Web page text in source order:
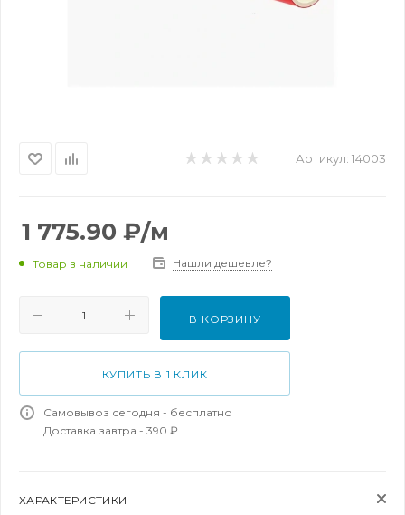
Артикул: 14003
1 775.90 ₽/м
Товар в наличии Нашли дешевле?
В КОРЗИНУ
КУПИТЬ В 1 КЛИК
Самовывоз сегодня - бесплатно
Доставка завтра - 390 ₽
ХАРАКТЕРИСТИКИ